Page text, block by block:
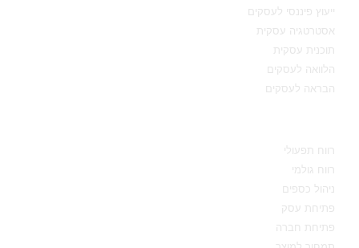
ייעוץ פיננסי לעסקים
אסטרטגיה עסקית
תוכנית עסקית
הלוואה לעסקים
הבראה לעסקים
רווח תפעולי
רווח גולמי
ניהול כספים
פתיחת עסק
פתיחת חברה